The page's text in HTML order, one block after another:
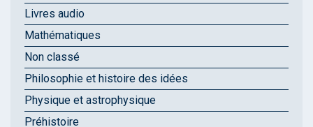
Livres audio
Mathématiques
Non classé
Philosophie et histoire des idées
Physique et astrophysique
Préhistoire